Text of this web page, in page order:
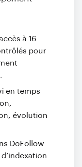
à 16
pour
en temps
évolution
DoFollow